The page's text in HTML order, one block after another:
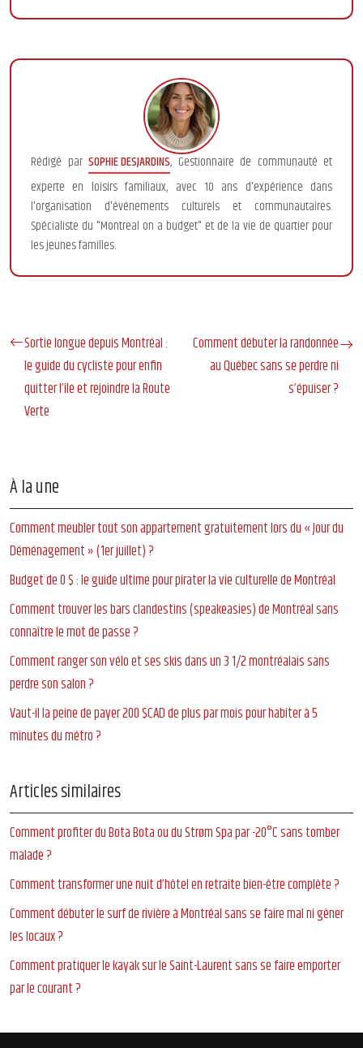
Rédigé par SOPHIE DESJARDINS, Gestionnaire de communauté et
experte en loisirs familiaux, avec 10 ans d'expérience dans
l'organisation d'événements culturels et communautaires.
Spécialiste du "Montreal on a budget" et de la vie de quartier pour
les jeunes familles.
Sortie longue depuis Montréal :
le guide du cycliste pour enfin
quitter l’île et rejoindre la Route
Verte
Comment débuter la randonnée
au Québec sans se perdre ni
s’épuiser ?
À la une
Comment meubler tout son appartement gratuitement lors du « Jour du
Déménagement » (1er juillet) ?
Budget de 0 $ : le guide ultime pour pirater la vie culturelle de Montréal
Comment trouver les bars clandestins (speakeasies) de Montréal sans
connaître le mot de passe ?
Comment ranger son vélo et ses skis dans un 3 1/2 montréalais sans
perdre son salon ?
Vaut-il la peine de payer 200 $CAD de plus par mois pour habiter à 5
minutes du métro ?
Articles similaires
Comment profiter du Bota Bota ou du Strøm Spa par -20°C sans tomber
malade ?
Comment transformer une nuit d’hôtel en retraite bien-être complète ?
Comment débuter le surf de rivière à Montréal sans se faire mal ni gêner
les locaux ?
Comment pratiquer le kayak sur le Saint-Laurent sans se faire emporter
par le courant ?